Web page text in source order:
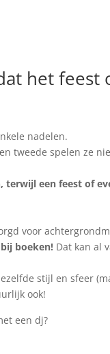
het
nadelen.
tweede spelen ze
terwijl een feest of
voor
boeken! Dat kan al
stijl en sfeer
ook!
een dj?